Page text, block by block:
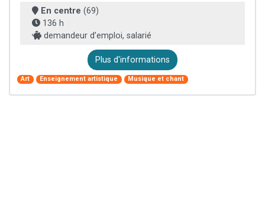
En centre (69)
136 h
demandeur d’emploi, salarié
Plus d'informations
Art Enseignement artistique Musique et chant